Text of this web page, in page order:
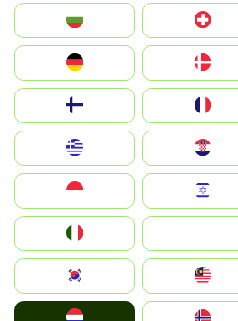
Switzerland
Deutschland
United Kingdom
Magyarország
South Korea